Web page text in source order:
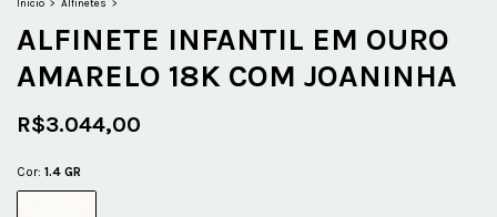
Início > Alfinetes >
ALFINETE INFANTIL EM OURO
AMARELO 18K COM JOANINHA
R$3.044,00
Cor: 1.4 GR